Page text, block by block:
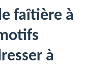
faîtière à
à